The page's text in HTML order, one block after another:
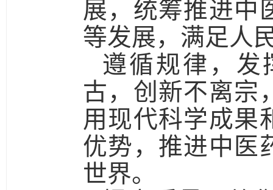
展，统筹推进中
等发展，满足人
遵循规律，发
古，创新不离宗
用现代科学成果
优势，推进中医
世界。